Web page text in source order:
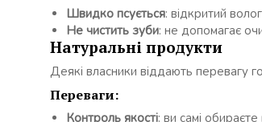
Швидко псується: відкритий
Не чистить зуби: не допомагає
Натуральні продукти
Деякі власники віддають перевагу
Переваги:
Контроль якості: ви самі